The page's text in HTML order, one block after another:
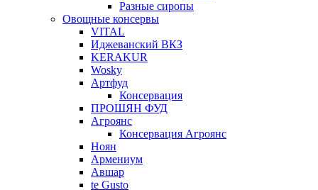
Разные сиропы
Овощные консервы
VITAL
Иджеванский ВКЗ
KERAKUR
Wosky
Артфуд
Консервация
ПРОШЯН ФУД
Агроянс
Консервация Агроянс
Ноян
Армениум
Авшар
te Gusto